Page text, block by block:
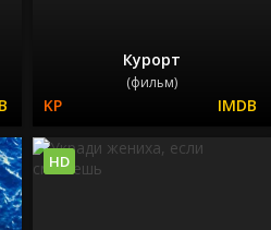
Курорт
(фильм)
HD